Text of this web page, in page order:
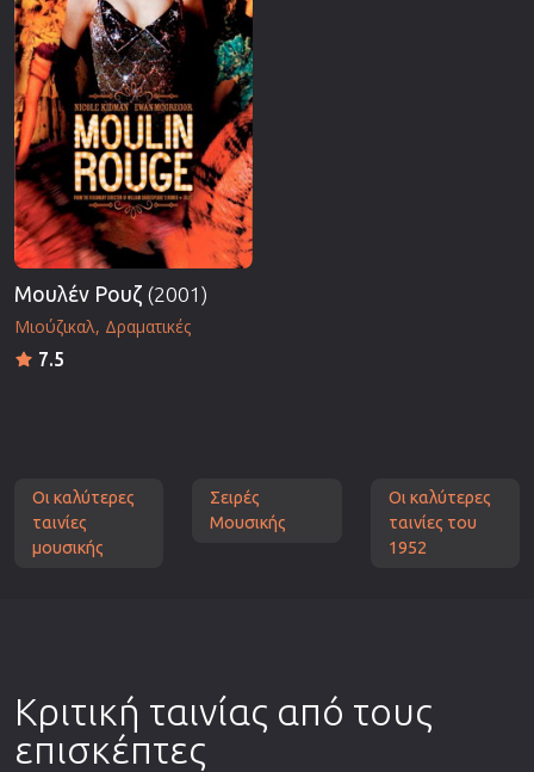
Μουλέν Ρουζ (2001)
Μιούζικαλ Δραματικές
7.5
Οι καλύτερες
ταινίες
μουσικής
Σειρές
Μουσικής
Οι καλύτερες
ταινίες του
1952
Κριτική ταινίας από τους
επισκέπτες